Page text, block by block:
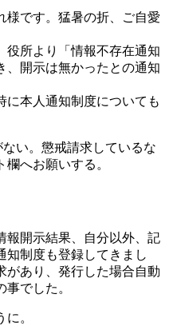
様です。猛暑の折、ご自愛
役所より「情報不存在通知
、開示は無かったとの通知
に本人通知制度についても
い。懲戒請求しているな
へお願いする。
報開示結果、自分以外、記
知制度も登録してきまし
があり、発行した場合自動
でした。
。